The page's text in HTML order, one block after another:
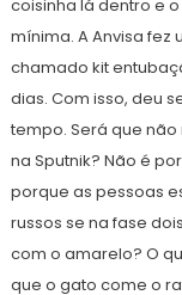
coisinha lá dentro e
mínima. A Anvisa
chamado kit
dias. Com isso, deu
tempo. Será que
na Sputnik? Não é
porque as pessoas
russos se na fase
com o amarelo? O
que o gato come o